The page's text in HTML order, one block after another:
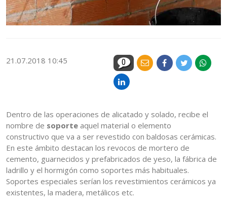
21.07.2018 10:45 0
Dentro de las operaciones de alicatado y solado, recibe el
nombre de soporte aquel material o elemento
constructivo que va a ser revestido con baldosas cerámicas.
En este ámbito destacan los revocos de mortero de
cemento, guarnecidos y prefabricados de yeso, la fábrica de
ladrillo y el hormigón como soportes más habituales.
Soportes especiales serían los revestimientos cerámicos ya
existentes, la madera, metálicos etc.